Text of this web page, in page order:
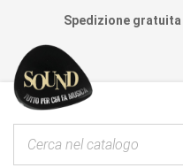
Spedizione gratuita